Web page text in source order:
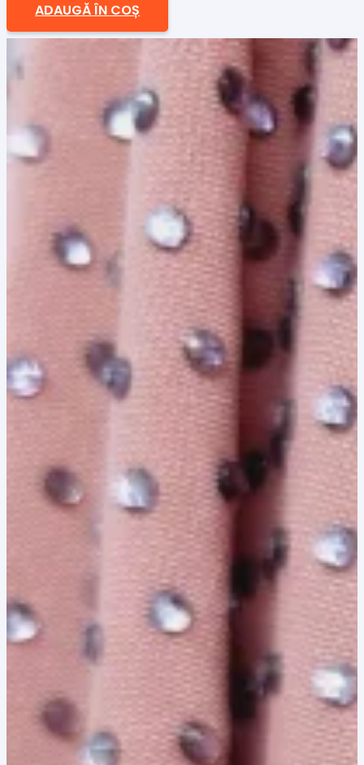
ADAUGĂ ÎN COȘ